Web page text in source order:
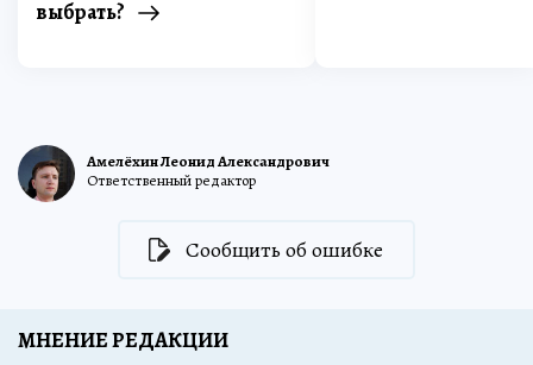
выбрать?
Амелёхин Леонид Александрович
Ответственный редактор
Сообщить об ошибке
МНЕНИЕ РЕДАКЦИИ